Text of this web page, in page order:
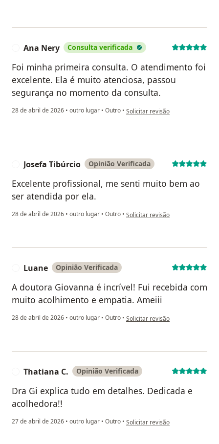
Ana Nery Consulta verificada
Foi minha primeira consulta. O atendimento foi
excelente. Ela é muito atenciosa, passou
segurança no momento da consulta.
28 de abril de 2026 • outro lugar • Outro • na opinião do utilizador Ana Nery
Solicitar revisão
Josefa Tibúrcio Opinião Verificada
Excelente profissional, me senti muito bem ao
ser atendida por ela.
28 de abril de 2026 • outro lugar • Outro • na opinião do utilizador Josefa
Solicitar revisão
Luane Opinião Verificada
A doutora Giovanna é incrível! Fui recebida com
muito acolhimento e empatia. Ameiii
28 de abril de 2026 • outro lugar • Outro • na opinião do utilizador Luane
Solicitar revisão
Thatiana C. Opinião Verificada
Dra Gi explica tudo em detalhes. Dedicada e
acolhedora!!
27 de abril de 2026 • outro lugar • Outro • na opinião do utilizador Thatiana
Solicitar revisão